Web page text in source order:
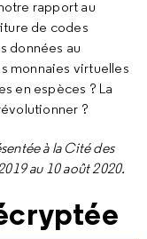
rapport au
de codes
données au
monnaies virtuelles
en espèces ? La
?
à la Cité des
au 10 août 2020.